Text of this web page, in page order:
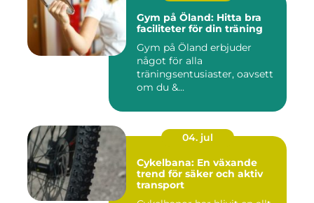
Gym på Öland: Hitta bra
faciliteter för din träning
Gym på Öland erbjuder
något för alla
träningsentusiaster, oavsett
om du &...
04. jul
Cykelbana: En växande
trend för säker och aktiv
transport